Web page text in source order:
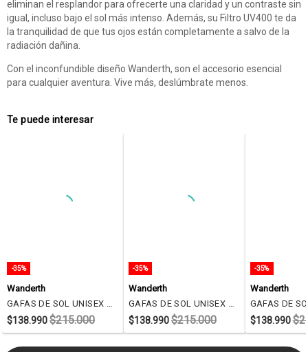
eliminan el resplandor para ofrecerte una claridad y un contraste sin
igual, incluso bajo el sol más intenso. Además, su Filtro UV400 te da
la tranquilidad de que tus ojos están completamente a salvo de la
radiación dañina.
Con el inconfundible diseño Wanderth, son el accesorio esencial
para cualquier aventura. Vive más, deslúmbrate menos.
Te puede interesar
-35%
Wanderth
GAFAS DE SOL UNISEX WANDERTH FILTRO UV400 CON LENTES POLARIZADOS-PLATEADO-MORADO-PS33206
$138.990$215.000
-35%
Wanderth
GAFAS DE SOL UNISEX WANDERTH FILTRO UV400 CON LENTES POLARIZADOS -PLATEADO-B80-656
$138.990$215.000
-35%
Wanderth
$138.990